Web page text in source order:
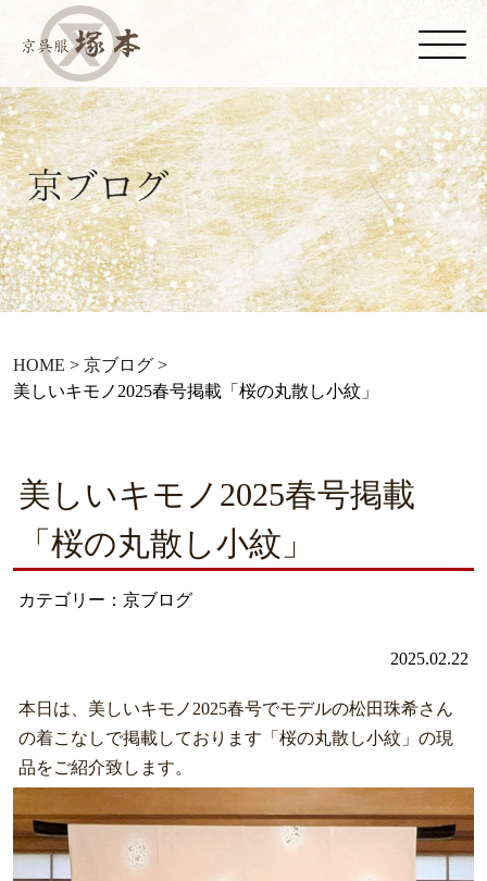
HOME > 京ブログ>
美しいキモノ2025春号掲載「桜の丸散し小紋」
美しいキモノ2025春号掲載
「桜の丸散し小紋」
カテゴリー：京ブログ
2025.02.22
本日は、美しいキモノ2025春号でモデルの松田珠希さん
の着こなしで掲載しております「桜の丸散し小紋」の現
品をご紹介致します。